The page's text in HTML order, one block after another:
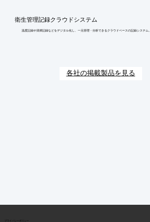
衛生管理記録クラウドシステム
温度記録や清掃記録などをデジタル化し、一元管理・分析できるクラウドベースの記録システム。
各社の掲載製品を見る